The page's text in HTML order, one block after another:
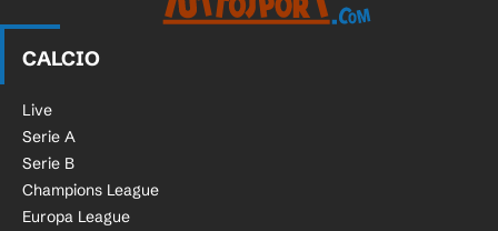
CALCIO
Live
Serie A
Serie B
Champions League
Europa League